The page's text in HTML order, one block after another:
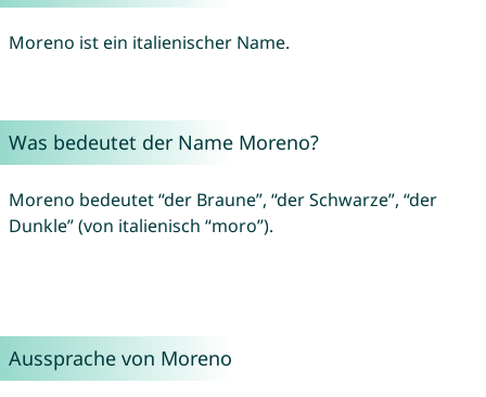
Moreno ist ein italienischer Name.
Was bedeutet der Name Moreno?
Moreno bedeutet “der Braune”, “der Schwarze”, “der
Dunkle” (von italienisch “moro”).
Aussprache von Moreno